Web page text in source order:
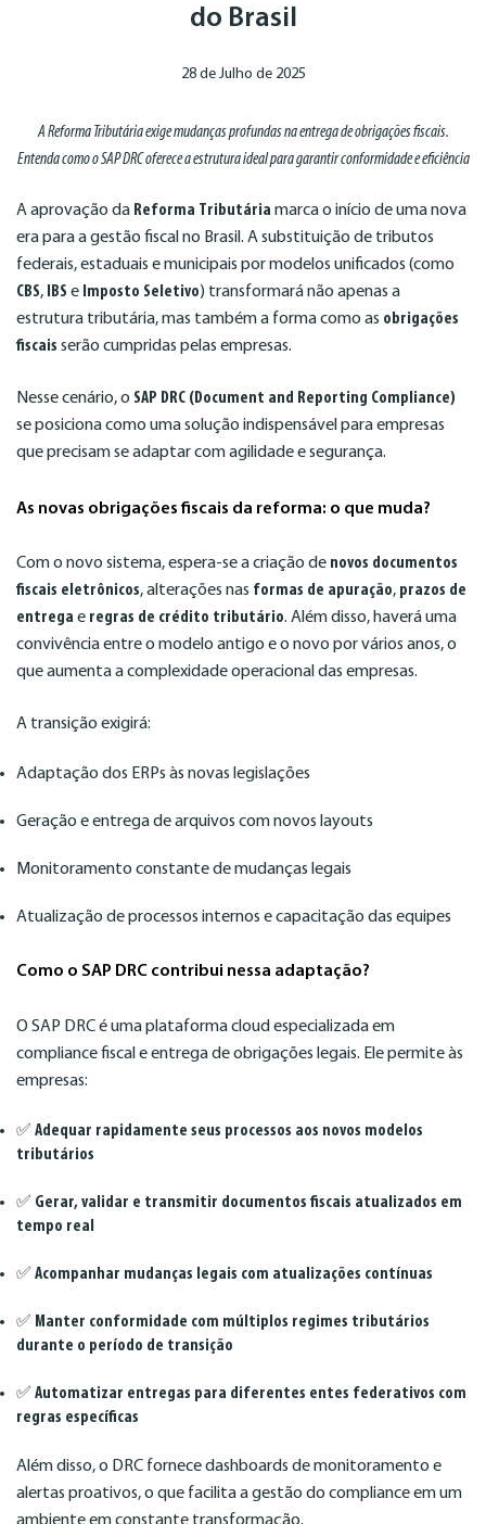
do Brasil
28 de Julho de 2025
A Reforma Tributária exige mudanças profundas na entrega de obrigações fiscais.
Entenda como o SAP DRC oferece a estrutura ideal para garantir conformidade e eficiência
A aprovação da Reforma Tributária marca o início de uma nova
era para a gestão fiscal no Brasil. A substituição de tributos
federais, estaduais e municipais por modelos unificados (como
CBS, IBS e Imposto Seletivo) transformará não apenas a
estrutura tributária, mas também a forma como as obrigações
fiscais serão cumpridas pelas empresas.
Nesse cenário, o SAP DRC (Document and Reporting Compliance)
se posiciona como uma solução indispensável para empresas
que precisam se adaptar com agilidade e segurança.
As novas obrigações fiscais da reforma: o que muda?
Com o novo sistema, espera-se a criação de novos documentos
fiscais eletrônicos, alterações nas formas de apuração, prazos de
entrega e regras de crédito tributário. Além disso, haverá uma
convivência entre o modelo antigo e o novo por vários anos, o
que aumenta a complexidade operacional das empresas.
A transição exigirá:
Adaptação dos ERPs às novas legislações
Geração e entrega de arquivos com novos layouts
Monitoramento constante de mudanças legais
Atualização de processos internos e capacitação das equipes
Como o SAP DRC contribui nessa adaptação?
O SAP DRC é uma plataforma cloud especializada em
compliance fiscal e entrega de obrigações legais. Ele permite às
empresas:
✅ Adequar rapidamente seus processos aos novos modelos
tributários
✅ Gerar, validar e transmitir documentos fiscais atualizados em
tempo real
✅ Acompanhar mudanças legais com atualizações contínuas
✅ Manter conformidade com múltiplos regimes tributários
durante o período de transição
✅ Automatizar entregas para diferentes entes federativos com
regras específicas
Além disso, o DRC fornece dashboards de monitoramento e
alertas proativos, o que facilita a gestão do compliance em um